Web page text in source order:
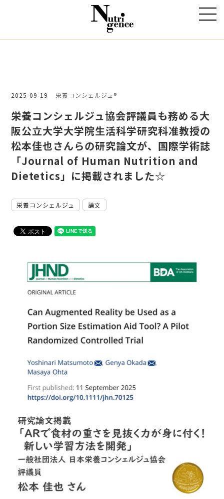
2025-09-19 栄養コンシェルジュ®
栄養コンシェルジュ協会評議員も務める大
阪公立大学大学院生活科学研究科准教授の
松本佳也さんらの研究論文が、国際学術誌
「Journal of Human Nutrition and
Dietetics」に掲載されました☆
栄養コンシェルジュ 論文